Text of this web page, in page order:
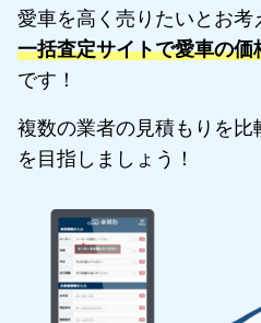
愛車を高く売りたいとお考
一括査定サイトで愛車の
です！
複数の業者の見積もりを比
を目指しましょう！